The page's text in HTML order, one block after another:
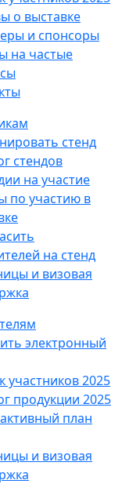
о выставке
и спонсоры
на частые
стенд
стендов
на участие
по участию в
на стенд
и визовая
электронный
участников 2025
продукции 2025
план
и визовая